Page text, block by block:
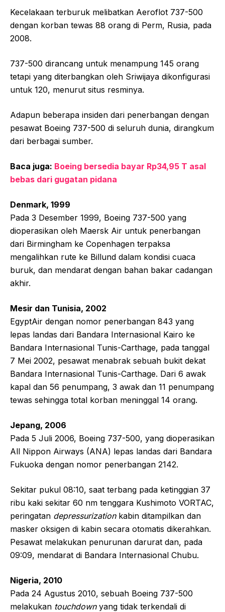
Kecelakaan terburuk melibatkan Aeroflot 737-500
dengan korban tewas 88 orang di Perm, Rusia, pada
2008.
737-500 dirancang untuk menampung 145 orang
tetapi yang diterbangkan oleh Sriwijaya dikonfigurasi
untuk 120, menurut situs resminya.
Adapun beberapa insiden dari penerbangan dengan
pesawat Boeing 737-500 di seluruh dunia, dirangkum
dari berbagai sumber.
Baca juga: Boeing bersedia bayar Rp34,95 T asal
bebas dari gugatan pidana
Denmark, 1999
Pada 3 Desember 1999, Boeing 737-500 yang
dioperasikan oleh Maersk Air untuk penerbangan
dari Birmingham ke Copenhagen terpaksa
mengalihkan rute ke Billund dalam kondisi cuaca
buruk, dan mendarat dengan bahan bakar cadangan
akhir.
Mesir dan Tunisia, 2002
EgyptAir dengan nomor penerbangan 843 yang
lepas landas dari Bandara Internasional Kairo ke
Bandara Internasional Tunis-Carthage, pada tanggal
7 Mei 2002, pesawat menabrak sebuah bukit dekat
Bandara Internasional Tunis-Carthage. Dari 6 awak
kapal dan 56 penumpang, 3 awak dan 11 penumpang
tewas sehingga total korban meninggal 14 orang.
Jepang, 2006
Pada 5 Juli 2006, Boeing 737-500, yang dioperasikan
All Nippon Airways (ANA) lepas landas dari Bandara
Fukuoka dengan nomor penerbangan 2142.
Sekitar pukul 08:10, saat terbang pada ketinggian 37
ribu kaki sekitar 60 nm tenggara Kushimoto VORTAC,
peringatan depressurizationkabin ditampilkan dan
masker oksigen di kabin secara otomatis dikerahkan.
Pesawat melakukan penurunan darurat dan, pada
09:09, mendarat di Bandara Internasional Chubu.
Nigeria, 2010
Pada 24 Agustus 2010, sebuah Boeing 737-500
melakukan touchdownyang tidak terkendali di